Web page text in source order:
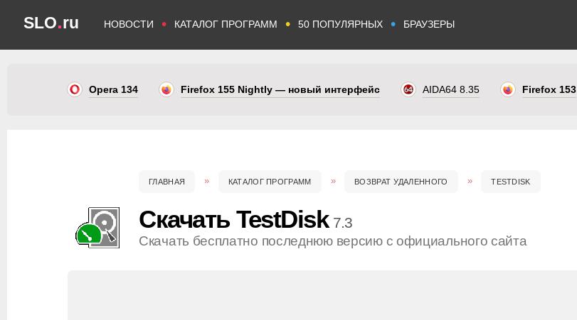
SLO.ru НОВОСТИ • КАТАЛОГ ПРОГРАММ • 50 ПОПУЛЯРНЫХ • БРАУЗЕРЫ
Opera 134 Firefox 155 Nightly — новый интерфейс AIDA64 8.35 Firefox 153
ГЛАВНАЯ КАТАЛОГ ПРОГРАММ ВОЗВРАТ УДАЛЕННОГО TESTDISK
Скачать TestDisk 7.3
Скачать бесплатно последнюю версию с официального сайта